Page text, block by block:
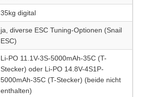
35kg digital
ja, diverse ESC Tuning-Optionen (Snail
ESC)
Li-PO 11.1V-3S-5000mAh-35C (T-
Stecker) oder Li-PO 14.8V-4S1P-
5000mAh-35C (T-Stecker) (beide nicht
enthalten)